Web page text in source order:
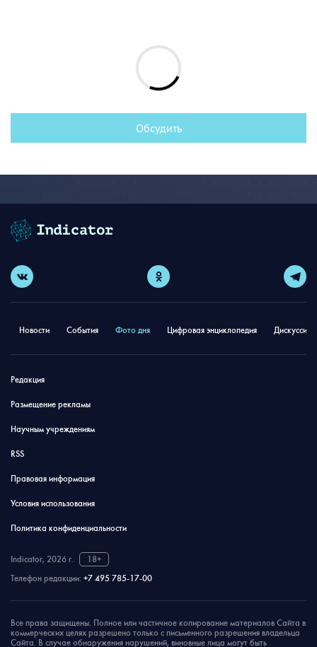
Обсудить
Новости События Фото дня Цифровая энциклопедия
Редакция
Размещение рекламы
Научным учреждениям
RSS
Правовая информация
Условия использования
Политика конфиденциальности
Indicator, 2026 г.
18+
Телефон редакции: +7 495 785-17-00
Все права защищены. Полное или частичное копирование материалов Сайта в
коммерческих целях разрешено только с письменного разрешения владельца
Сайта. В случае обнаружения нарушений, виновные лица могут быть